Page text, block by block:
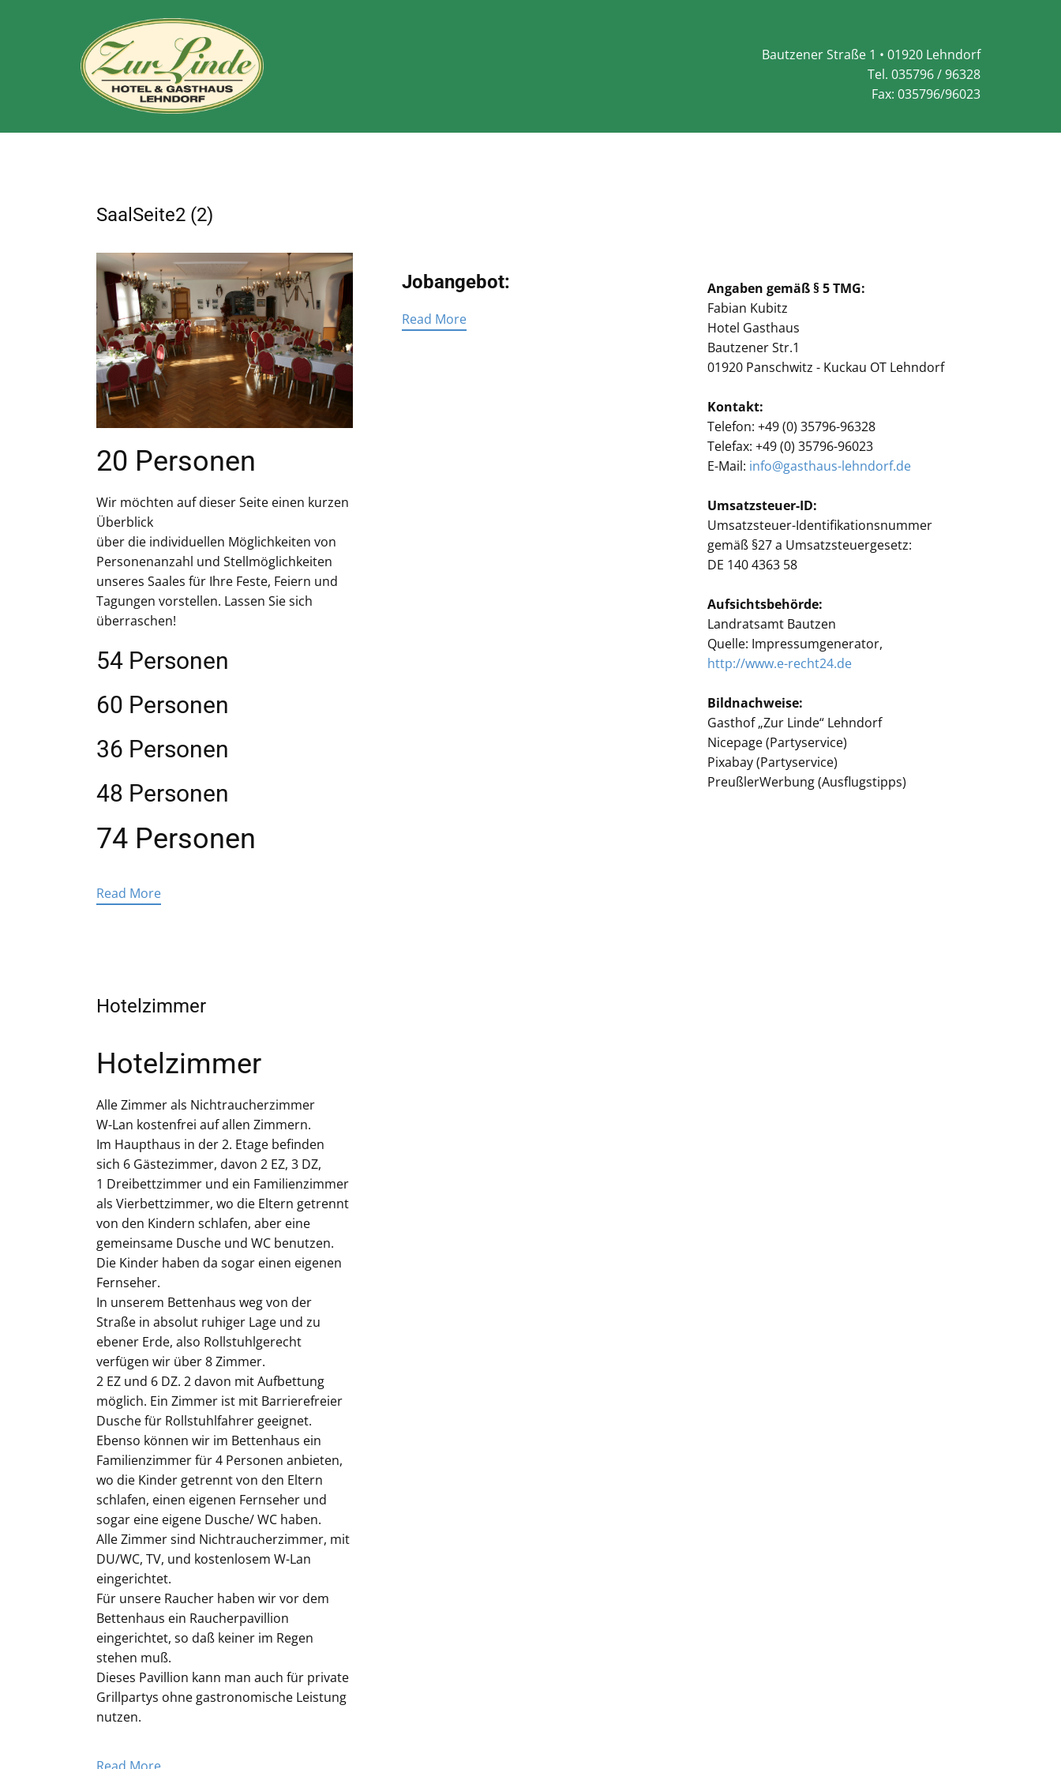
Bautz​ener Straße 1 • 01920 Lehndorf
Tel. 035796 / 96328
Fax: 035796/96023
SaalSeite2 (2)
20 Personen
Wir möchten auf dieser Seite einen kurzen
Überblick
über die individuellen Möglichkeiten von
Personenanzahl und Stellmöglichkeiten
unseres Saales für Ihre Feste, Feiern und
Tagungen vorstellen. Lassen Sie sich
überraschen!
54​ Personen
60 Personen
36 Personen
48 Personen
74 Personen
Read More
Jobangebot:
Read More
Angaben gemäß § 5 TMG:
Fabian Kubitz
Hotel Gasthaus
Bautzener Str.1
01920 Panschwitz - Kuckau OT Lehndorf
Kontakt:
Telefon: +49 (0) 35796-96328
Telefax: +49 (0) 35796-96023
E-Mail: info@gasthaus-lehndorf.de
Umsatzsteuer-ID:
Umsatzsteuer-Identifikationsnummer
gemäß §27 a Umsatzsteuergesetz:
DE 140 4363 58
Aufsichtsbehörde:
Landratsamt Bautzen
Quelle: Impressumgenerator,
http://www.e-recht24.de
Bildnachweise:
Gasthof „Zur Linde“ Lehndorf
Nicepage (Partyservice)
Pixabay (Partyservice)
PreußlerWerbung (Ausflugstipps)
Hotelzimmer
Hotelzimmer
Alle Zimmer als Nichtraucherzimmer
W-Lan kostenfrei auf allen Zimmern.
Im Haupthaus in der 2. Etage befinden
sich 6 Gästezimmer, davon 2 EZ, 3 DZ,
1 Dreibettzimmer und ein Familienzimmer
als Vierbettzimmer, wo die Eltern getrennt
von den Kindern schlafen, aber eine
gemeinsame Dusche und WC benutzen.
Die Kinder haben da sogar einen eigenen
Fernseher.
In unserem Bettenhaus weg von der
Straße in absolut ruhiger Lage und zu
ebener Erde, also Rollstuhlgerecht
verfügen wir über 8 Zimmer.
2 EZ und 6 DZ. 2 davon mit Aufbettung
möglich. Ein Zimmer ist mit Barrierefreier
Dusche für Rollstuhlfahrer geeignet.
Ebenso können wir im Bettenhaus ein
Familienzimmer für 4 Personen anbieten,
wo die Kinder getrennt von den Eltern
schlafen, einen eigenen Fernseher und
sogar eine eigene Dusche/ WC haben.
Alle Zimmer sind Nichtraucherzimmer, mit
DU/WC, TV, und kostenlosem W-Lan
eingerichtet.
Für unsere Raucher haben wir vor dem
Bettenhaus ein Raucherpavillion
eingerichtet, so daß keiner im Regen
stehen muß.
Dieses Pavillion kann man auch für private
Grillpartys ohne gastronomische Leistung
nutzen.